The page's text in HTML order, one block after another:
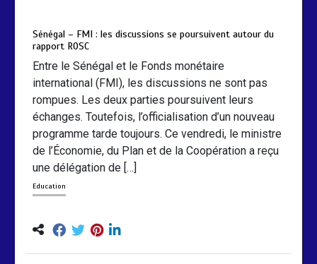
Sénégal – FMI : les discussions se poursuivent autour du
rapport ROSC
Entre le Sénégal et le Fonds monétaire
international (FMI), les discussions ne sont pas
rompues. Les deux parties poursuivent leurs
échanges. Toutefois, l’officialisation d’un nouveau
programme tarde toujours. Ce vendredi, le ministre
de l’Économie, du Plan et de la Coopération a reçu
une délégation de […]
Education